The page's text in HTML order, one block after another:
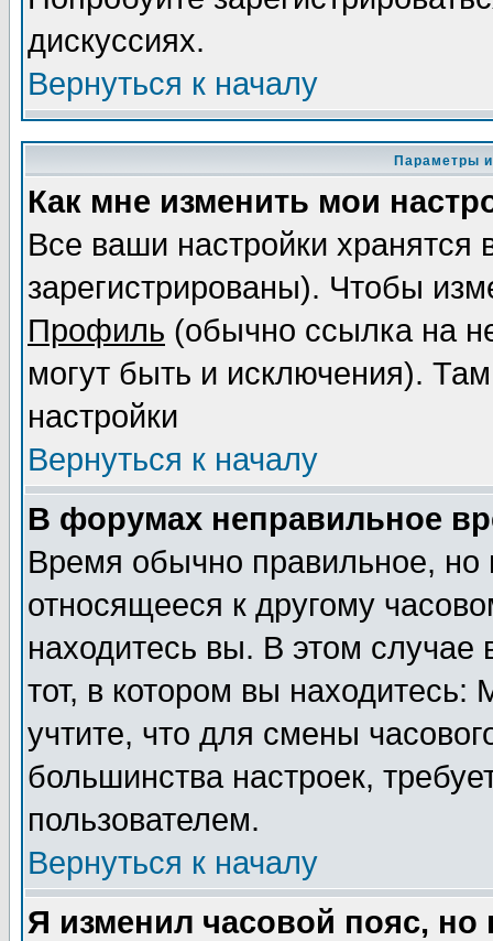
дискуссиях.
Вернуться к началу
Параметры
Как мне изменить мои
Все ваши настройки
зарегистрированы). Чтобы
Профиль (обычно ссылка на
могут быть и исключения).
настройки
Вернуться к началу
В форумах неправильное
Время обычно правильное,
относящееся к другому
находитесь вы. В этом
тот, в котором вы
учтите, что для смены
большинства настроек,
пользователем.
Вернуться к началу
Я изменил часовой пояс,